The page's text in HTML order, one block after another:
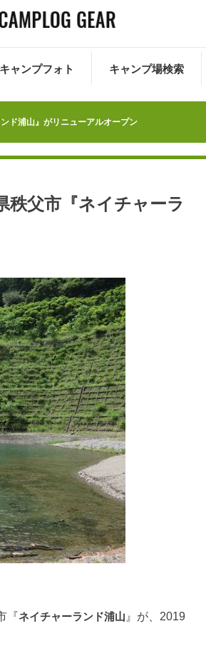
キャンプフォト キャンプ場検索
ド浦山』がリニューアルオープン
秩父市『ネイチャーラ
『ネイチャーランド浦山 』が、2019